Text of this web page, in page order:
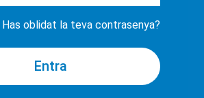
Has oblidat la teva contrasenya?